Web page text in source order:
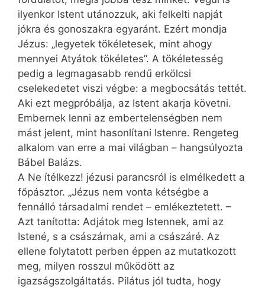
ilyenkor Istent utánozzuk, aki felkelti napját
jókra és gonoszakra egyaránt. Ezért mondja
Jézus: „legyetek tökéletesek, mint ahogy
mennyei Atyátok tökéletes”. A tökéletesség
pedig a legmagasabb rendű erkölcsi
cselekedetet viszi végbe: a megbocsátás tettét.
Aki ezt megpróbálja, az Istent akarja követni.
Embernek lenni az embertelenségben nem
mást jelent, mint hasonlítani Istenre. Rengeteg
alkalom van erre a mai világban – hangsúlyozta
Bábel Balázs.
A Ne ítélkezz! jézusi parancsról is elmélkedett a
főpásztor. „Jézus nem vonta kétségbe a
fennálló társadalmi rendet – emlékeztetett. –
Azt tanította: Adjátok meg Istennek, ami az
Istené, s a császárnak, ami a császáré. Az
ellene folytatott perben éppen az mutatkozott
meg, milyen rosszul működött az
igazságszolgáltatás. Pilátus jól tudta, hogy